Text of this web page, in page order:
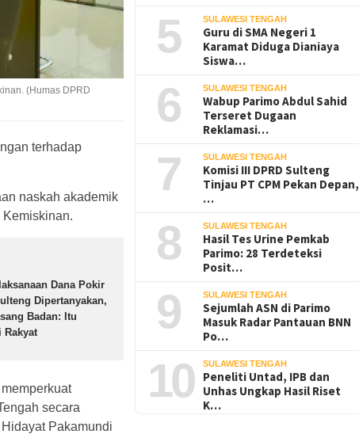
(Humas DPRD
terhadap
naskah akademik
Dana Pokir
Dipertanyakan,
Badan: Itu
Rakyat
secara
Pakamundi
5 SULAWESI TENGAH
Guru di SMA Negeri 1
Karamat Diduga Dianiaya
Siswa…
6 SULAWESI TENGAH
Wabup Parimo Abdul Sahid
Terseret Dugaan
Reklamasi…
7 SULAWESI TENGAH
Komisi III DPRD Sulteng
Tinjau PT CPM Pekan Depan,
…
8 SULAWESI TENGAH
Hasil Tes Urine Pemkab
Parimo: 28 Terdeteksi
Posit…
9 SULAWESI TENGAH
Sejumlah ASN di Parimo
Masuk Radar Pantauan BNN
Po…
10 SULAWESI TENGAH
Peneliti Untad, IPB dan
Unhas Ungkap Hasil Riset
K…